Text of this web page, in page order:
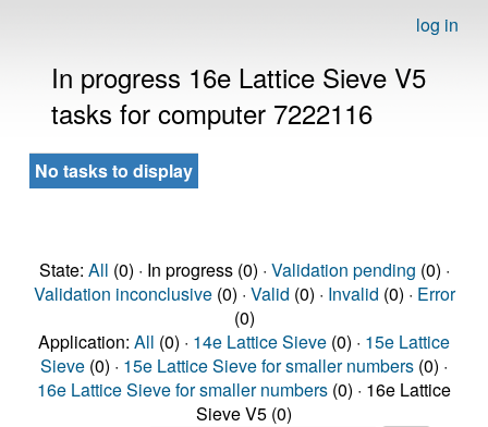
log in
In progress 16e Lattice Sieve V5
tasks for computer 7222116
No tasks to display
State: All (0) · In progress (0) · Validation pending (0) ·
Validation inconclusive(0) · Valid (0) · Invalid (0) · Error
(0)
Application: All (0) · 14e Lattice Sieve (0) · 15e Lattice
Sieve (0) · 15e Lattice Sieve for smaller numbers (0) ·
16e Lattice Sieve for smaller numbers (0) · 16e Lattice
Sieve V5 (0)